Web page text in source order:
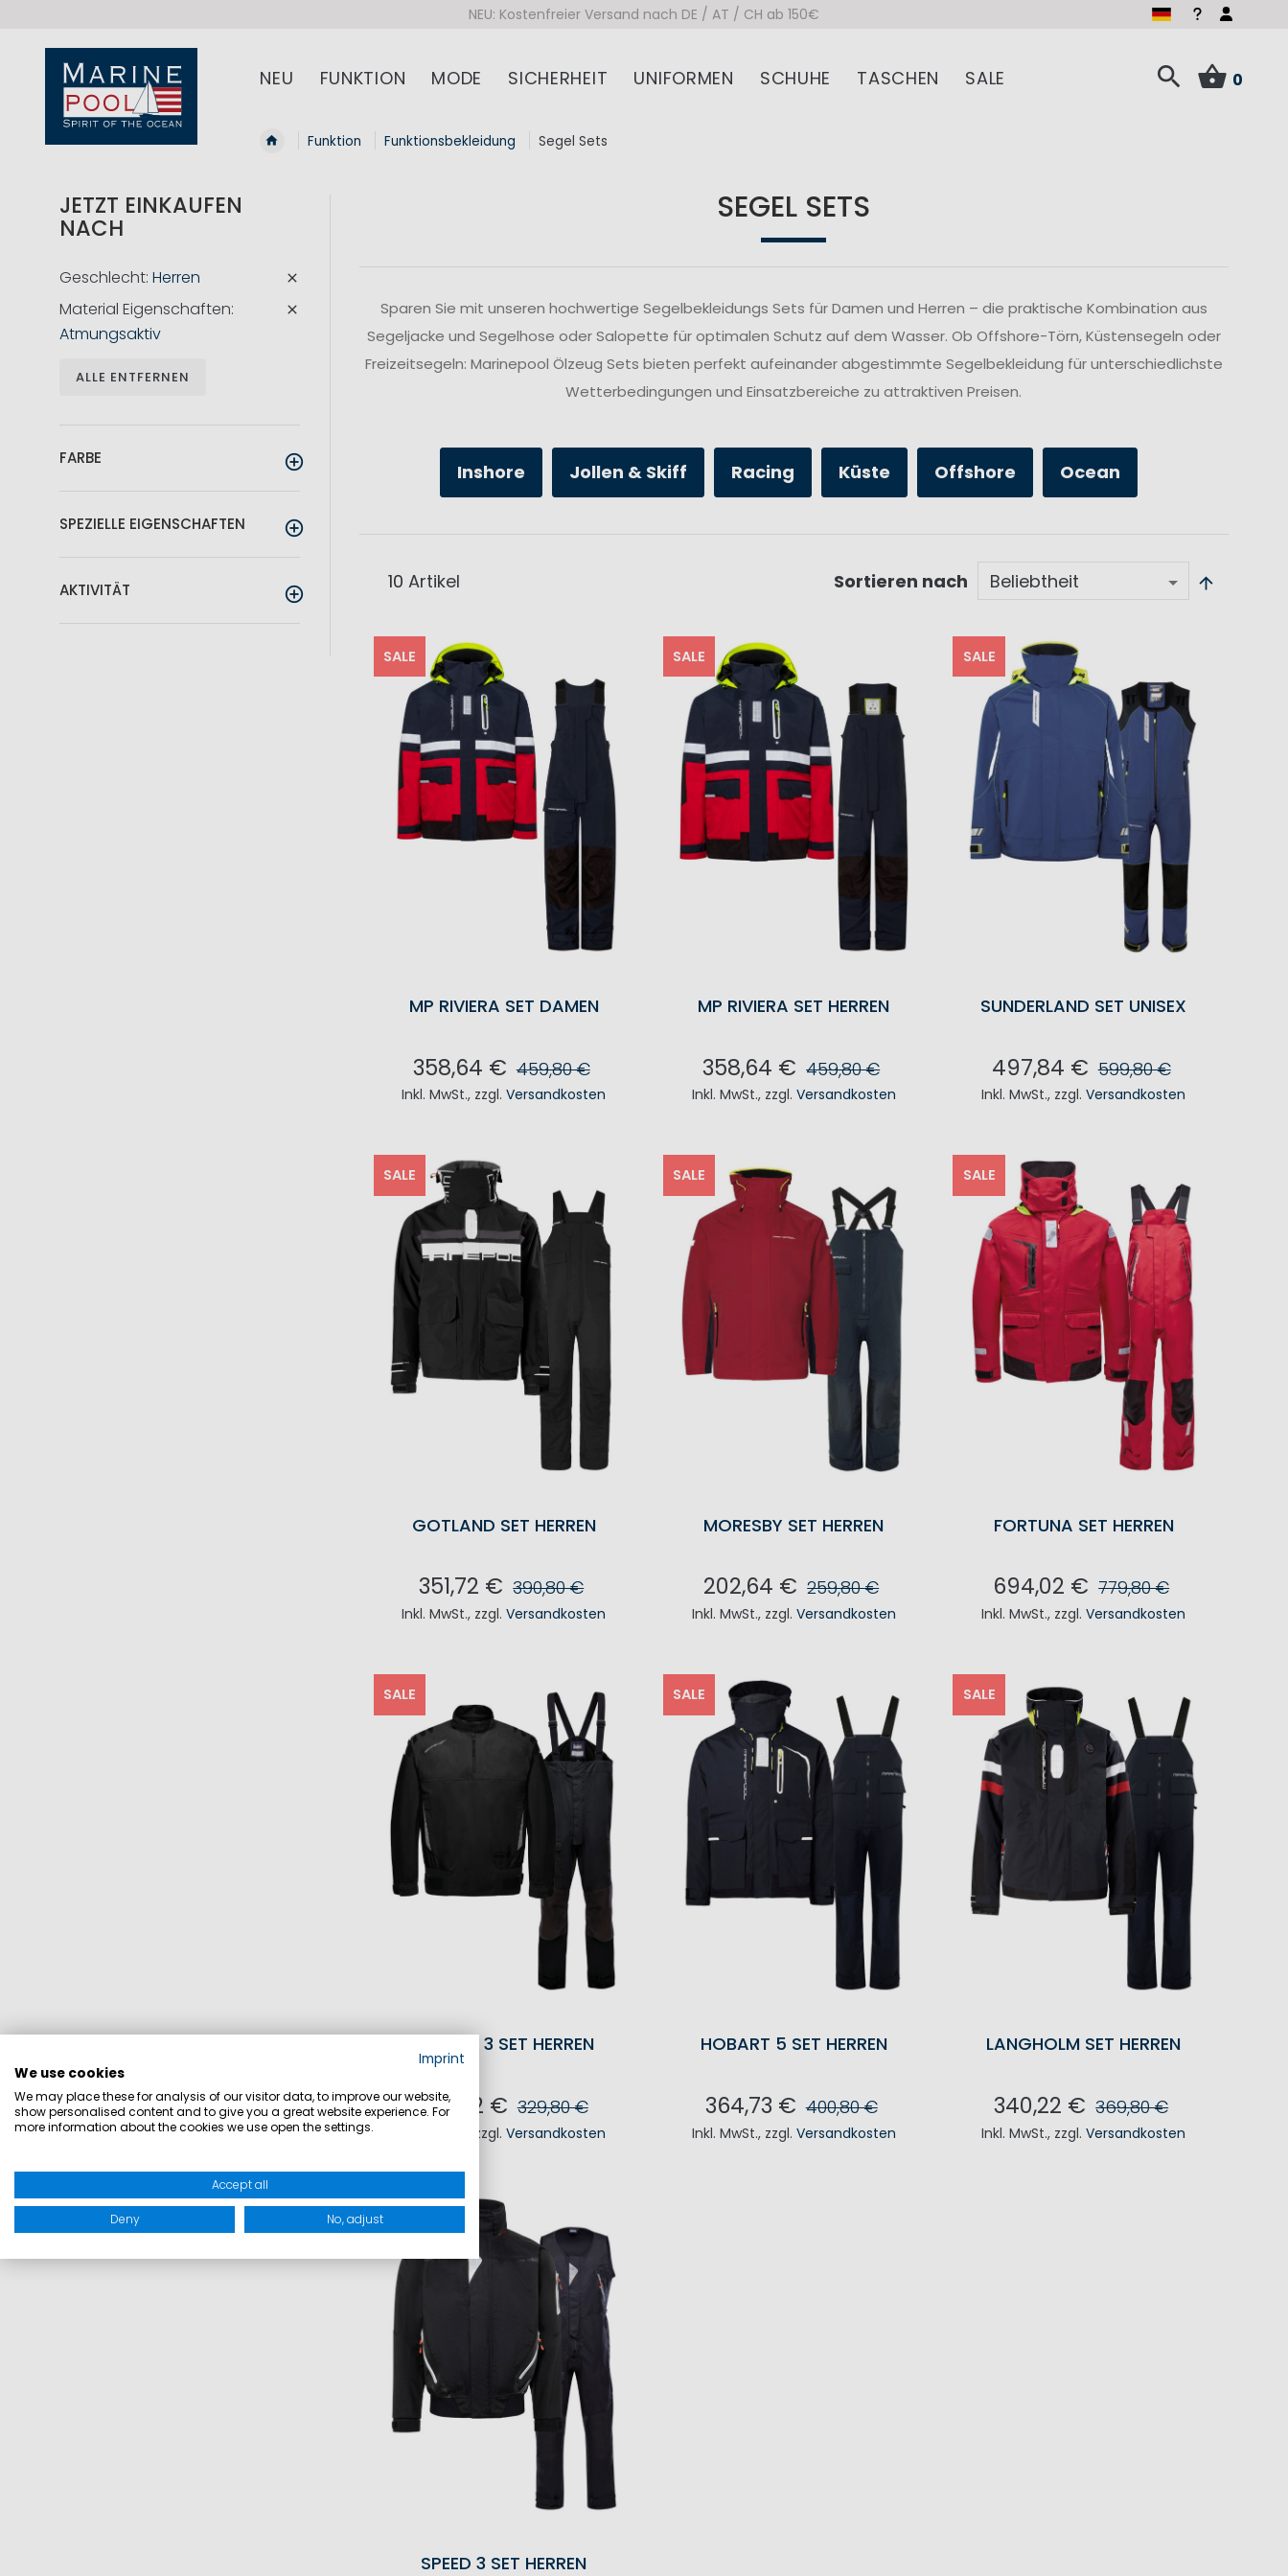
NEU: Kostenfreier Versand nach DE / AT / CH ab 150€
NEU FUNKTION MODE SICHERHEIT UNIFORMEN SCHUHE TASCHEN SALE 0
Funktion Funktionsbekleidung Segel Sets
SEGEL SETS
Sparen Sie mit unseren hochwertige Segelbekleidungs Sets für Damen und Herren – die praktische Kombination aus
Segeljacke und Segelhose oder Salopette für optimalen Schutz auf dem Wasser. Ob Offshore-Törn, Küstensegeln oder
Freizeitsegeln: Marinepool Ölzeug Sets bieten perfekt aufeinander abgestimmte Segelbekleidung für unterschiedlichste
Wetterbedingungen und Einsatzbereiche zu attraktiven Preisen.
Inshore Jollen & Skiff Racing Küste Offshore Ocean
10 Artikel Sortieren nach
SALE
MP RIVIERA SET DAMEN
358,64 € 459,80 €
Inkl. MwSt., zzgl.Versandkosten
SALE
MP RIVIERA SET HERREN
358,64 € 459,80 €
Inkl. MwSt., zzgl. Versandkosten
SALE
SUNDERLAND SET UNISEX
497,84 € 599,80 €
Inkl. MwSt., zzgl.Versandkosten
SALE
GOTLAND SET HERREN
351,72 € 390,80 €
Inkl. MwSt., zzgl.Versandkosten
SALE
MORESBY SET HERREN
202,64 € 259,80 €
Inkl. MwSt., zzgl. Versandkosten
SALE
FORTUNA SET HERREN
694,02 € 779,80 €
Inkl. MwSt., zzgl.Versandkosten
SALE
RACING 3 SET HERREN
290,22 € 329,80 €
zzgl.Versandkosten
SALE
HOBART 5 SET HERREN
364,73 € 400,80 €
Inkl. MwSt., zzgl. Versandkosten
SALE
LANGHOLM SET HERREN
340,22 € 369,80 €
Inkl. MwSt., zzgl.Versandkosten
SALE
SPEED 3 SET HERREN
JETZT EINKAUFEN
NACH
Geschlecht Herren
Material Eigenschaften
Atmungsaktiv
ALLE ENTFERNEN
FARBE
SPEZIELLE EIGENSCHAFTEN
AKTIVITÄT
Imprint
We use cookies
We may place these for analysis of our visitor data, to improve our website,
show personalised content and to give you a great website experience. For
more information about the cookies we use open the settings.
Accept all
Deny No, adjust